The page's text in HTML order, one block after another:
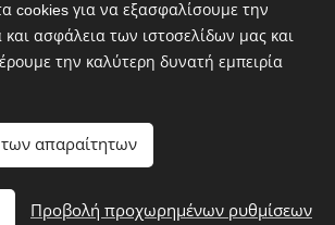
Προσθήκη στο καλάθι
ΜΕΤΑΦΟΡΙΚΑ ΓΙΑ
ΑΝΩ ΤΩΝ 30 ΕΥΡΩ
Cookies
cookies για να εξασφαλίσουμε την
και ασφάλεια των ιστοσελίδων μας και
την καλύτερη δυνατή εμπειρία
απαραίτητων
Προβολή προχωρημένων ρυθμίσεων